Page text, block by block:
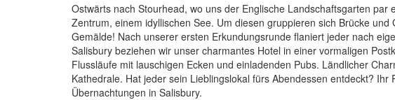
Ostwärts nach Stourhead, wo uns der Englische Landschaftsgarten
Zentrum, einem idyllischen See. Um diesen gruppieren sich Brücke
Gemälde! Nach unserer ersten Erkundungsrunde flaniert jeder nach
Salisbury beziehen wir unser charmantes Hotel in einer vormaligen
Flussläufe mit lauschigen Ecken und einladenden Pubs. Ländlicher
Kathedrale. Hat jeder sein Lieblingslokal fürs Abendessen entdeckt?
Übernachtungen in Salisbury.